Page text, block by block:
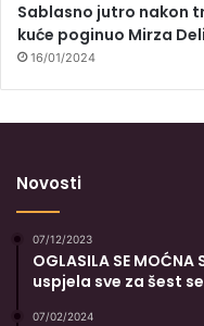
Sablasno jutro nakon
kuće poginuo Mirza
16/01/2024
Novosti
07/12/2023
OGLASILA SE
uspjela sve za šest
07/02/2024